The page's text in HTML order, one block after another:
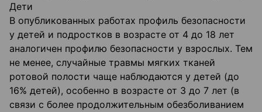
Дети
В опубликованных работах профиль безопасности
у детей и подростков в возрасте от 4 до 18 лет
аналогичен профилю безопасности у взрослых. Тем
не менее, случайные травмы мягких тканей
ротовой полости чаще наблюдаются у детей (до
16% детей), особенно в возрасте от 3 до 7 лет (в
связи с более продолжительным обезболиванием